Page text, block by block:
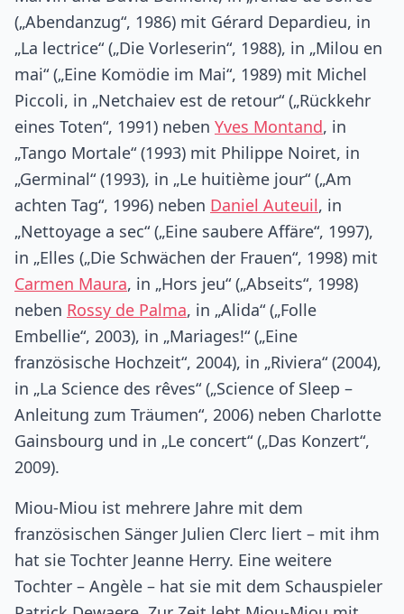
(„Abendanzug“, 1986) mit Gérard Depardieu, in
„La lectrice“ („Die Vorleserin“, 1988), in „Milou en
mai“ („Eine Komödie im Mai“, 1989) mit Michel
Piccoli, in „Netchaiev est de retour“ („Rückkehr
eines Toten“, 1991) neben Yves Montand, in
„Tango Mortale“ (1993) mit Philippe Noiret, in
„Germinal“ (1993), in „Le huitième jour“ („Am
achten Tag“, 1996) neben Daniel Auteuil, in
„Nettoyage a sec“ („Eine saubere Affäre“, 1997),
in „Elles („Die Schwächen der Frauen“, 1998) mit
Carmen Maura, in „Hors jeu“ („Abseits“, 1998)
neben Rossy de Palma, in „Alida“ („Folle
Embellie“, 2003), in „Mariages!“ („Eine
französische Hochzeit“, 2004), in „Riviera“ (2004),
in „La Science des rêves“ („Science of Sleep –
Anleitung zum Träumen“, 2006) neben Charlotte
Gainsbourg und in „Le concert“ („Das Konzert“,
2009).
Miou-Miou ist mehrere Jahre mit dem
französischen Sänger Julien Clerc liert – mit ihm
hat sie Tochter Jeanne Herry. Eine weitere
Tochter – Angèle – hat sie mit dem Schauspieler